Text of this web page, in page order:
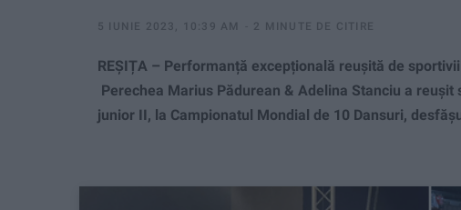
5 IUNIE 2023, 10:39 AM 2 MINUTE DE CITIRE
REȘIȚA – Performanță excepțională reușită de
Perechea Marius Pădurean & Adelina Stanciu a
junior II, la Campionatul Mondial de 10 Dansuri,